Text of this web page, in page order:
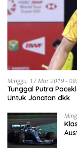
Minggu, 17 Mar 2019 -
Tunggal Putra
Untuk Jonatan dkk